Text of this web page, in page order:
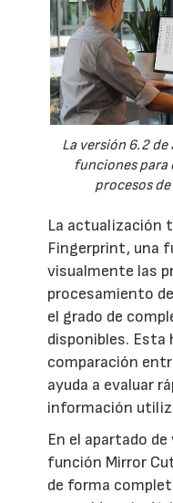
La versión 6.2
funciones para
procesos
La actualización
Fingerprint, una
visualmente las
procesamiento
el grado de
disponibles.
comparación
ayuda a evaluar
información
En el apartado
función Mirror
de forma